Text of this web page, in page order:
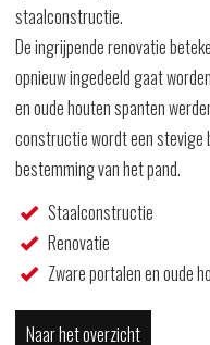
staalconstructie.
De ingrijpende renovatie
opnieuw ingedeeld gaat
en oude houten spanten
constructie wordt een stevige
bestemming van het pand.
Staalconstructie
Renovatie
Zware portalen en oude
Naar het overzicht